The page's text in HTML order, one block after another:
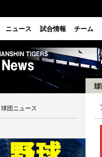
ニュース 試合情報 チーム
球団ニュース